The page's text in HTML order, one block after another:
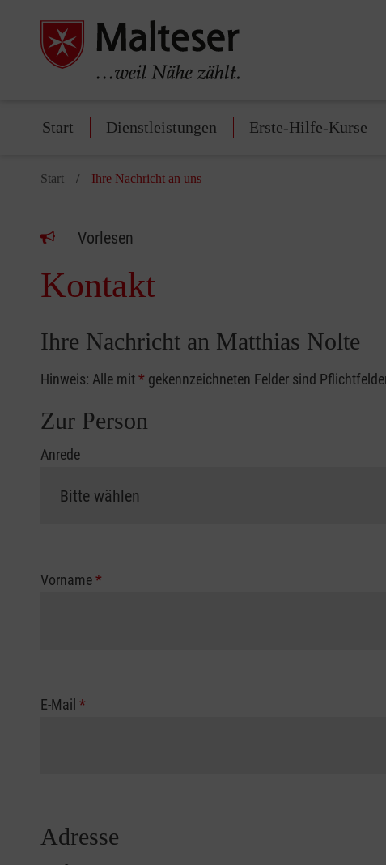
Start Dienstleistungen Erste-Hilfe-Kurse
Start Ihre Nachricht an uns
Vorlesen
Kontakt
Ihre Nachricht an Matthias Nolte
Hinweis: Alle mit* gekennzeichneten Felder sind
Zur Person
Anrede
Vorname*
E-Mail *
Adresse